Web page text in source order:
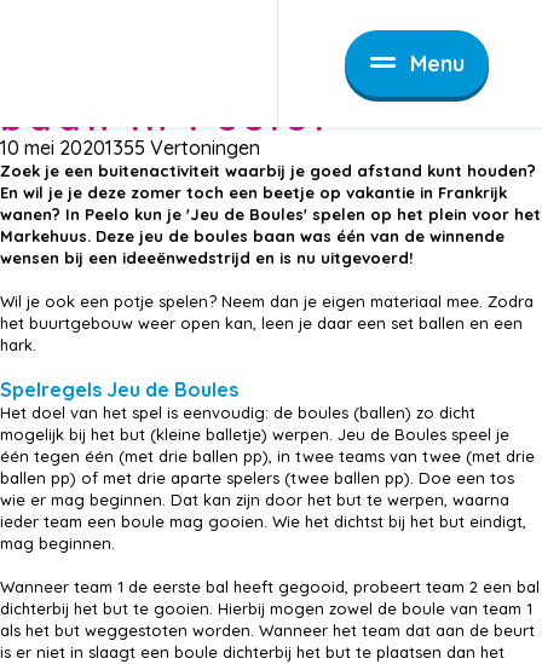
Menu
Waan je in Frankrijk
op de Jeu de Boules
baan in Peelo!
10 mei 20201355 Vertoningen
Zoek je een buitenactiviteit waarbij je goed afstand kunt houden?
En wil je je deze zomer toch een beetje op vakantie in Frankrijk
wanen? In Peelo kun je 'Jeu de Boules' spelen op het plein voor het
Markehuus. Deze jeu de boules baan was één van de winnende
wensen bij een ideeënwedstrijd en is nu uitgevoerd!
Wil je ook een potje spelen? Neem dan je eigen materiaal mee. Zodra
het buurtgebouw weer open kan, leen je daar een set ballen en een
hark.
Spelregels Jeu de Boules
Het doel van het spel is eenvoudig: de boules (ballen) zo dicht
mogelijk bij het but (kleine balletje) werpen. Jeu de Boules speel je
één tegen één (met drie ballen pp), in twee teams van twee (met drie
ballen pp) of met drie aparte spelers (twee ballen pp). Doe een tos
wie er mag beginnen. Dat kan zijn door het but te werpen, waarna
ieder team een boule mag gooien. Wie het dichtst bij het but eindigt,
mag beginnen.
Wanneer team 1 de eerste bal heeft gegooid, probeert team 2 een bal
dichterbij het but te gooien. Hierbij mogen zowel de boule van team 1
als het but weggestoten worden. Wanneer het team dat aan de beurt
is er niet in slaagt een boule dichterbij het but te plaatsen dan het